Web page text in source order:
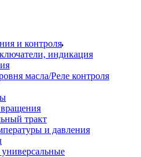
и контроля
индикация
масла/Реле контроля
тракт
и давления